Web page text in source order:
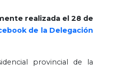
realizada el 28 de
de la Delegación
provincial de la